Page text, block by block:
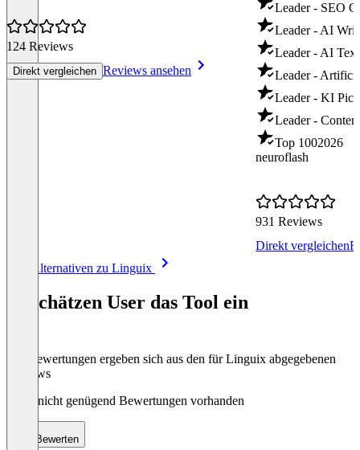
124 Reviews
Direkt vergleichen Reviews ansehen
Leader - SEO
Leader - AI
Leader - AI
Leader -
Leader - KI
Leader -
Top 1002026
neuroflash
931 Reviews
Direkt vergleichen
Alle Alternativen zu Linguix
So schätzen User das Tool ein
Die Bewertungen ergeben sich aus den für Linguix abgegebenen
Reviews
Noch nicht genügend Bewertungen vorhanden
Bewerten